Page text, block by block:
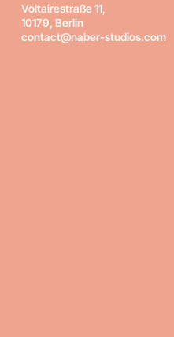
Voltairestraße 11,
10179, Berlin
contact@naber-studios.com